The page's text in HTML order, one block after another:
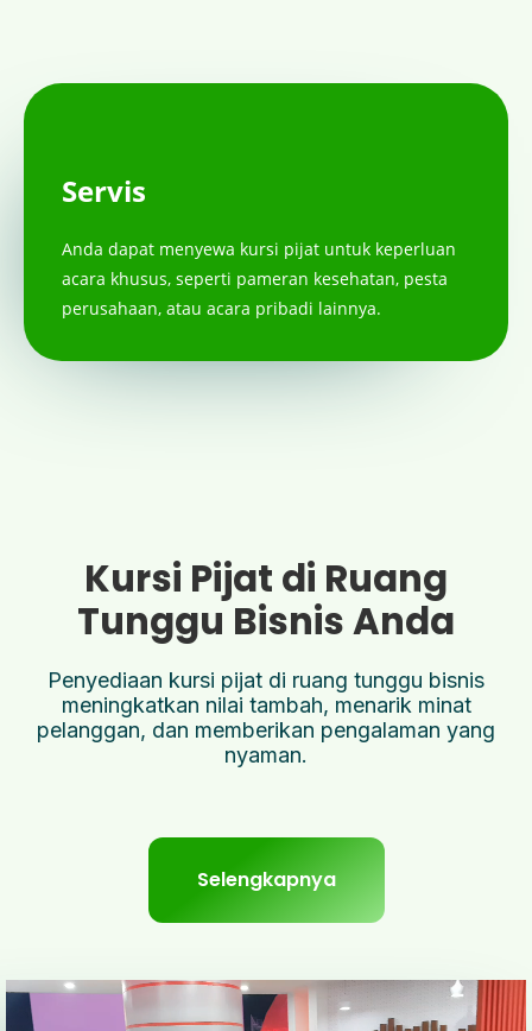
Servis
Anda dapat menyewa kursi pijat untuk keperluan
acara khusus, seperti pameran kesehatan, pesta
perusahaan, atau acara pribadi lainnya.
Kursi Pijat di Ruang
Tunggu Bisnis Anda
Penyediaan kursi pijat di ruang tunggu bisnis
meningkatkan nilai tambah, menarik minat
pelanggan, dan memberikan pengalaman yang
nyaman.
Selengkapnya